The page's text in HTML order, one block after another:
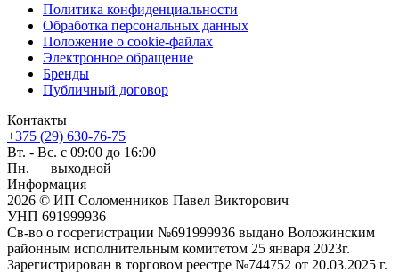
Политика конфиденциальности
Обработка персональных данных
Положение о cookie-файлах
Электронное обращение
Бренды
Публичный договор
Контакты
+375 (29) 630-76-75
Вт. - Вс. с 09:00 до 16:00
Пн. — выходной
Информация
2026 © ИП Соломенников Павел Викторович
УНП 691999936
Св-во о госрегистрации №691999936 выдано Воложинским
районным исполнительным комитетом 25 января 2023г.
Зарегистрирован в торговом реестре №744752 от 20.03.2025 г.